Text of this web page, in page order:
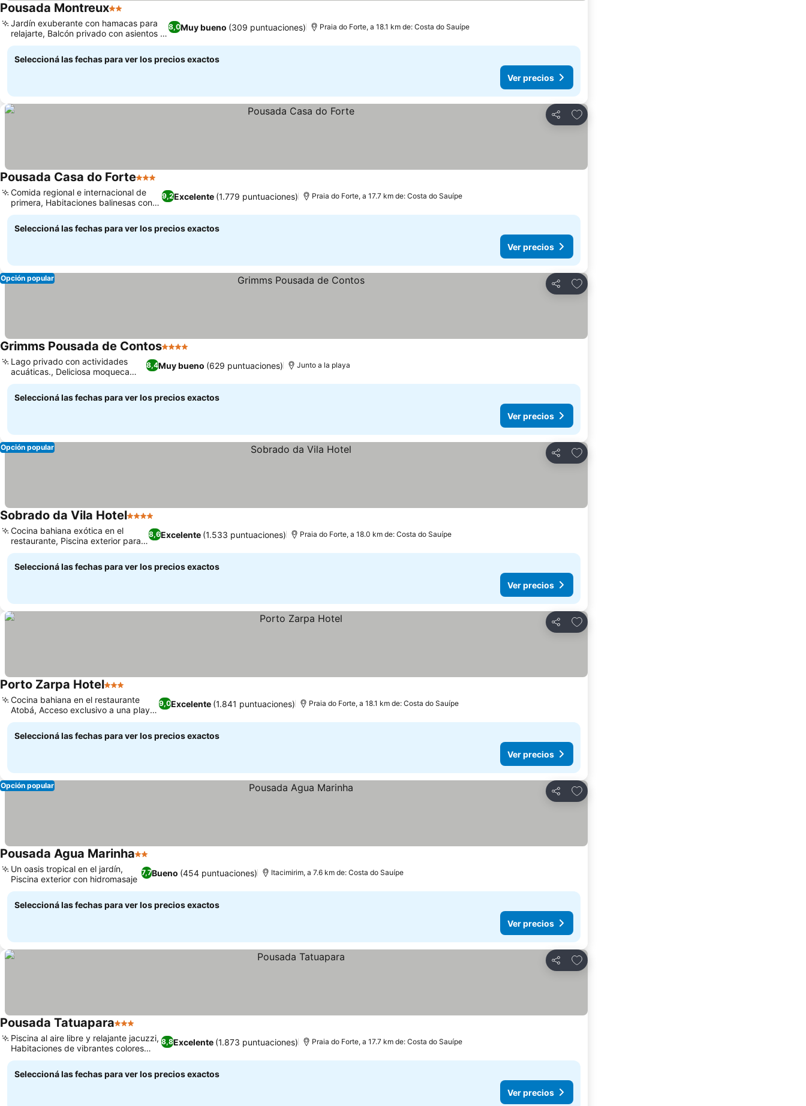
Pousada Montreux2 Estrellas
8,0Muy bueno (309 puntuaciones)
Jardín exuberante con hamacas para
relajarte, Balcón privado con asientos al
aire libre
Praia do Forte, a 18.1 km de: Costa do Sauípe
Seleccioná las fechas para ver los precios exactos
Ver precios
Compartir
Añadir a favoritos
Pousada Casa do Forte3 Estrellas
9,2Excelente (1.779 puntuaciones)
Comida regional e internacional de
primera, Habitaciones balinesas con
hamacas
Praia do Forte, a 17.7 km de: Costa do Sauípe
Seleccioná las fechas para ver los precios exactos
Ver precios
Compartir
Añadir a favoritos
Opción popular
Grimms Pousada de Contos4 Estrellas
8,4Muy bueno (629 puntuaciones)
Lago privado con actividades
acuáticas., Deliciosa moqueca
regional
Junto a la playa
Seleccioná las fechas para ver los precios exactos
Ver precios
Compartir
Añadir a favoritos
Opción popular
Sobrado da Vila Hotel4 Estrellas
8,6Excelente (1.533 puntuaciones)
Cocina bahiana exótica en el
restaurante, Piscina exterior para
relajarte
Praia do Forte, a 18.0 km de: Costa do Sauípe
Seleccioná las fechas para ver los precios exactos
Ver precios
Compartir
Añadir a favoritos
Porto Zarpa Hotel3 Estrellas
9,0Excelente (1.841 puntuaciones)
Cocina bahiana en el restaurante
Atobá, Acceso exclusivo a una playa
privada
Praia do Forte, a 18.1 km de: Costa do Sauípe
Seleccioná las fechas para ver los precios exactos
Ver precios
Compartir
Añadir a favoritos
Opción popular
Pousada Agua Marinha2 Estrellas
7,7Bueno (454 puntuaciones)
Un oasis tropical en el jardín,
Piscina exterior con hidromasaje
Itacimirim, a 7.6 km de: Costa do Sauípe
Seleccioná las fechas para ver los precios exactos
Ver precios
Compartir
Añadir a favoritos
Pousada Tatuapara3 Estrellas
8,8Excelente (1.873 puntuaciones)
Piscina al aire libre y relajante jacuzzi,
Habitaciones de vibrantes colores
baianos
Praia do Forte, a 17.7 km de: Costa do Sauípe
Seleccioná las fechas para ver los precios exactos
Ver precios